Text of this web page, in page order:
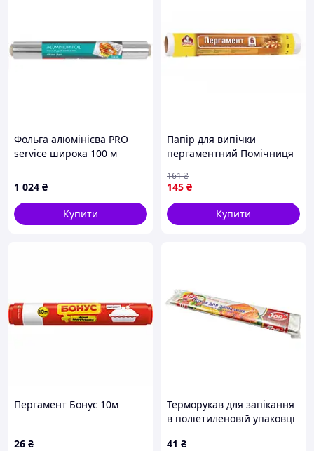
Фольга алюмінієва PRO
service широка 100 м
1 024 ₴
Купити
Папір для випічки
пергаментний Помічниця
м (4820012347582)
145 ₴
161₴
Купити
Пергамент Бонус 10м
26 ₴
Терморукав для запікання
в поліетиленовій упаковці
41 ₴